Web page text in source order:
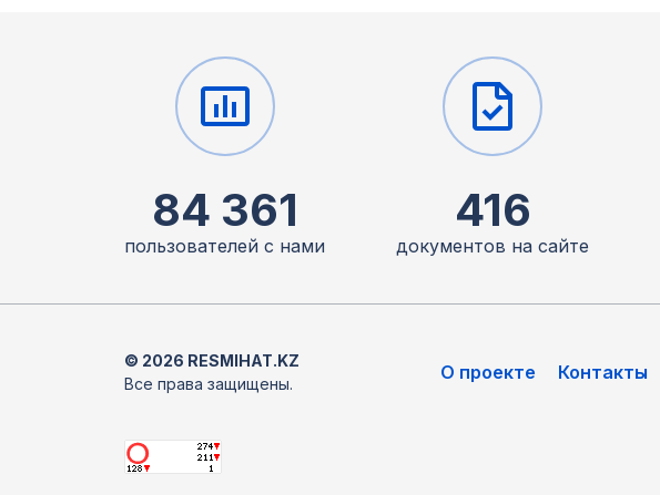
84 361
пользователей с нами
416
документов на сайте
О проекте Контакты
© 2026 RESMIHAT.KZ
Все права защищены.